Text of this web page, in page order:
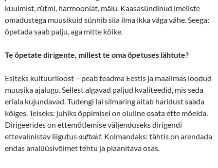
kuulmist, rütmi, harmooniat, mälu. Kaasasündinud imeliste
omadustega muusikuid sünnib siia ilma ikka väga vähe. Seega:
õpetada saab palju, aga mitte kõike.
Te õpetate dirigente, millest te oma õpetuses lähtute?
Esiteks kultuuriloost – peab teadma Eestis ja maailmas loodud
muusika ajalugu. Sellest algavad paljud kvaliteedid, mis seda
eriala kujundavad. Tudengi lai silmaring aitab haridust saada
kõiges. Teiseks: juhiks õppimisel on oluline osata ette mõelda.
Dirigeerides on ettemõtlemise väljenduseks dirigendi
ettevalmistav liigutusauftakt. Kolmandaks: tähtis on arendada
endas analüüsivõimet tehtu ja plaanitava osas.